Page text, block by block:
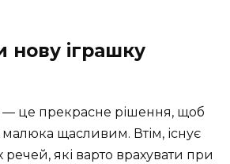
нову іграшку
— це прекрасне рішення, щоб
щасливим. Втім, існує
речей, які варто врахувати при